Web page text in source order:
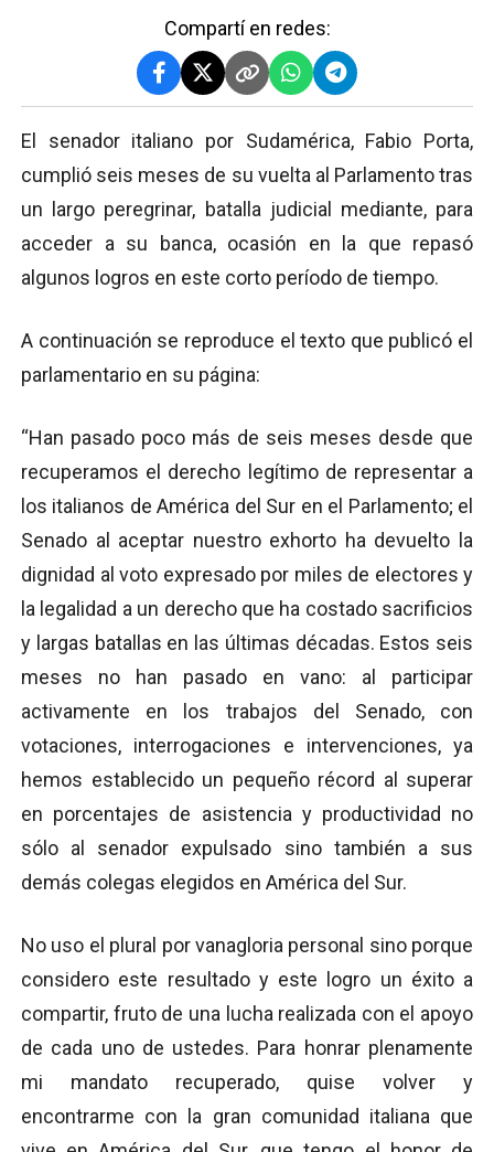
Compartí en redes:
El senador italiano por Sudamérica, Fabio Porta,
cumplió seis meses de su vuelta al Parlamento tras
un largo peregrinar, batalla judicial mediante, para
acceder a su banca, ocasión en la que repasó
algunos logros en este corto período de tiempo.
A continuación se reproduce el texto que publicó el
parlamentario en su página:
“Han pasado poco más de seis meses desde que
recuperamos el derecho legítimo de representar a
los italianos de América del Sur en el Parlamento; el
Senado al aceptar nuestro exhorto ha devuelto la
dignidad al voto expresado por miles de electores y
la legalidad a un derecho que ha costado sacrificios
y largas batallas en las últimas décadas. Estos seis
meses no han pasado en vano: al participar
activamente en los trabajos del Senado, con
votaciones, interrogaciones e intervenciones, ya
hemos establecido un pequeño récord al superar
en porcentajes de asistencia y productividad no
sólo al senador expulsado sino también a sus
demás colegas elegidos en América del Sur.
No uso el plural por vanagloria personal sino porque
considero este resultado y este logro un éxito a
compartir, fruto de una lucha realizada con el apoyo
de cada uno de ustedes. Para honrar plenamente
mi mandato recuperado, quise volver y
encontrarme con la gran comunidad italiana que